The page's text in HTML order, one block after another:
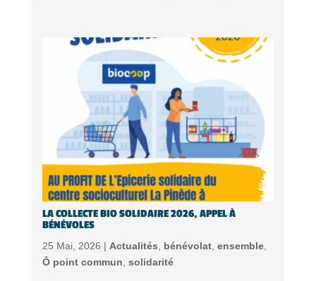
LA COLLECTE BIO SOLIDAIRE 2026, APPEL À
BÉNÉVOLES
25 Mai, 2026 | Actualités bénévolat, ensemble,
Ô point commun solidarité